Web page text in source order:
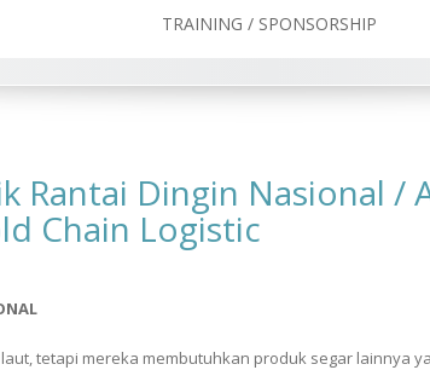
TRAINING / SPONSORSHIP
Rantai Dingin Nasional /
Chain Logistic
tetapi mereka membutuhkan produk segar lainnya